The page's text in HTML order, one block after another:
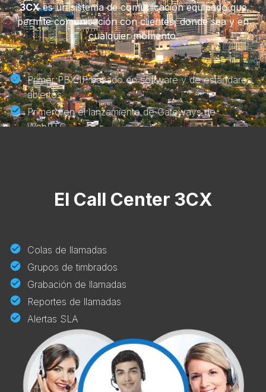
3CXes un sistema de comunicación equipado que
permite comunicación con clientes, donde sea y en
cualquier momento.
Primer PBX IP basado en software y de estándares
abiertos
Primero en el lanzamiento de Gateways de
WebRTC
Primero en integrar Chat en Vivo en sitio web
El Call Center 3CX
Colas de llamadas
Grupos de timbrados
Grabación de llamadas
Reportes de llamadas
Alertas SLA